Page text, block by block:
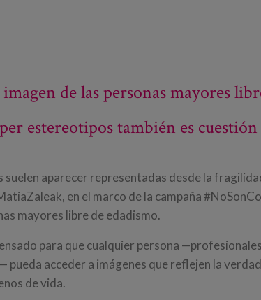
de las personas mayores
estereotipos también es
aparecer representadas desde la
en el marco de la campaña
mayores libre de edadismo.
para que cualquier persona
acceder a imágenes que reflejen la
de vida.